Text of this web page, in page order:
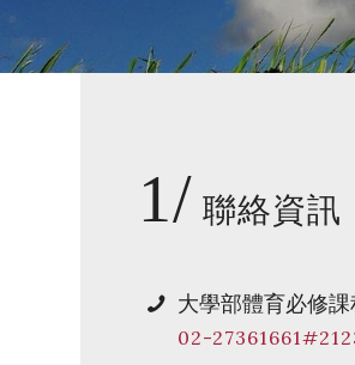
1/ 聯絡資訊
大學部體育必修課
02-